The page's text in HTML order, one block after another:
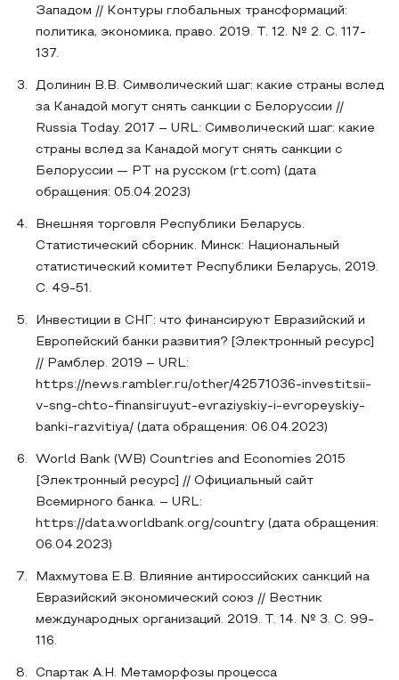
Западом // Контуры глобальных трансформаций:
политика, экономика, право. 2019. Т. 12. № 2. С. 117-
137.
Долинин В.В. Символический шаг: какие страны вслед
за Канадой могут снять санкции с Белоруссии //
Russia Today. 2017 – URL: Символический шаг: какие
страны вслед за Канадой могут снять санкции с
Белоруссии — РТ на русском (rt.com) (дата
обращения: 05.04.2023)
Внешняя торговля Республики Беларусь.
Статистический сборник. Минск: Национальный
статистический комитет Республики Беларусь, 2019.
С. 49-51.
Инвестиции в СНГ: что финансируют Евразийский и
Европейский банки развития? [Электронный ресурс]
// Рамблер. 2019 – URL:
https://news.rambler.ru/other/42571036-investitsii-
v-sng-chto-finansiruyut-evraziyskiy-i-evropeyskiy-
banki-razvitiya/ (дата обращения: 06.04.2023)
World Bank (WB) Countries and Economies 2015
[Электронный ресурс] // Официальный сайт
Всемирного банка. – URL:
https://data.worldbank.org/country (дата обращения:
06.04.2023)
Махмутова Е.В. Влияние антироссийских санкций на
Евразийский экономический союз // Вестник
международных организаций. 2019. Т. 14. № 3. С. 99-
116.
Спартак А.Н. Метаморфозы процесса